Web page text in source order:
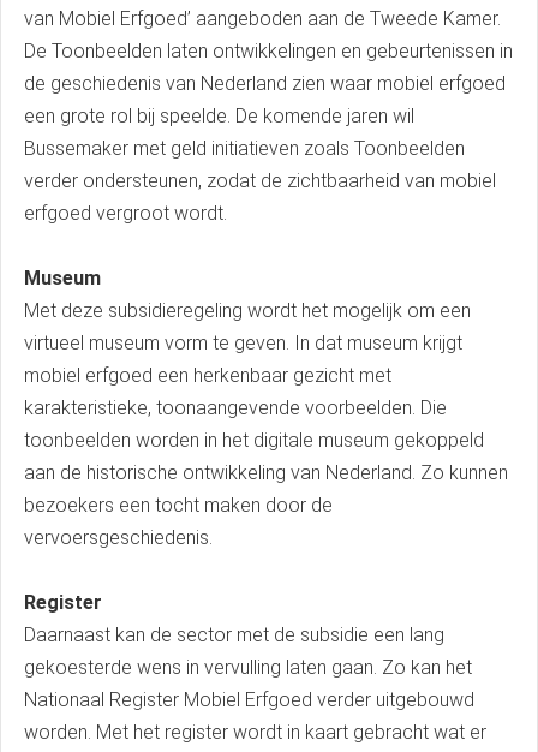
van Mobiel Erfgoed’ aangeboden aan de Tweede Kamer.
De Toonbeelden laten ontwikkelingen en gebeurtenissen in
de geschiedenis van Nederland zien waar mobiel erfgoed
een grote rol bij speelde. De komende jaren wil
Bussemaker met geld initiatieven zoals Toonbeelden
verder ondersteunen, zodat de zichtbaarheid van mobiel
erfgoed vergroot wordt.
Museum
Met deze subsidieregeling wordt het mogelijk om een
virtueel museum vorm te geven. In dat museum krijgt
mobiel erfgoed een herkenbaar gezicht met
karakteristieke, toonaangevende voorbeelden. Die
toonbeelden worden in het digitale museum gekoppeld
aan de historische ontwikkeling van Nederland. Zo kunnen
bezoekers een tocht maken door de
vervoersgeschiedenis.
Register
Daarnaast kan de sector met de subsidie een lang
gekoesterde wens in vervulling laten gaan. Zo kan het
Nationaal Register Mobiel Erfgoed verder uitgebouwd
worden. Met het register wordt in kaart gebracht wat er